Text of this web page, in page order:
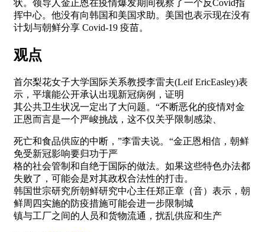
状。领导人金正恩在疫情爆发期间视察了一个反Covid指
挥中心。他没有向韩国和美国求助。美国也表示现在没有
计划与朝鲜分享 Covid-19 疫苗。
观点
首尔梨花女子大学国际关系教授李雷夫(Leif EricEasley)表
示，平壤能公开承认出现新冠病例，证明
其公共卫生状况一定出了大问题。“不断恶化的疫情对金
正恩而言是一个严峻挑战，这不仅关乎限制感染、
死亡和食品供应的中断，”李雷夫说。“金正恩相信，朝鲜
免受新冠影响要归功于严
格的社会管制和自绝于国际的做法。如果这些特色办法都
失败了，可能会是对其政权合法性的打击。
韩国世宗研究所朝鲜研究中心主任郑正章（音）表示，朝
鲜周四实施的防疫措施可能会进一步限制城
镇与工厂之间的人员和货物流通，扰乱供应和生产